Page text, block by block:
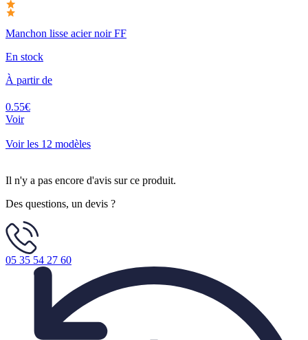
Manchon lisse acier noir FF
En stock
À partir de
0.55€
Voir
Voir les 12 modèles
Il n'y a pas encore d'avis sur ce produit.
Des questions, un devis ?
05 35 54 27 60